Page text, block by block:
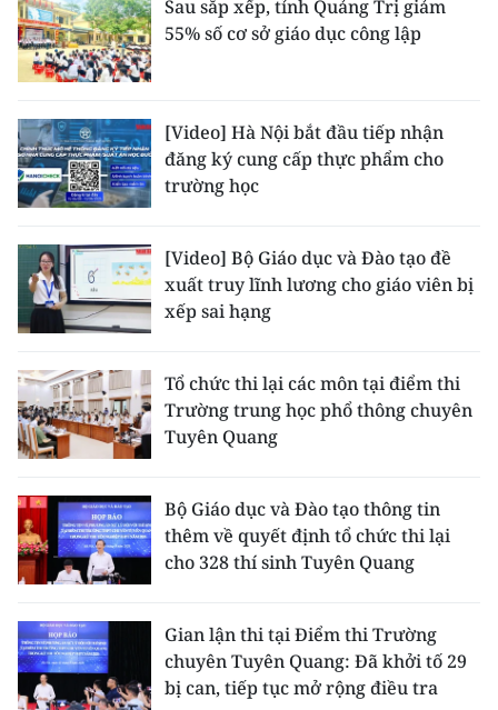
Sau sắp xếp, tỉnh Quảng Trị giảm
55% số cơ sở giáo dục công lập
[Video] Hà Nội bắt đầu tiếp nhận
đăng ký cung cấp thực phẩm cho
trường học
[Video] Bộ Giáo dục và Đào tạo đề
xuất truy lĩnh lương cho giáo viên bị
xếp sai hạng
Tổ chức thi lại các môn tại điểm thi
Trường trung học phổ thông chuyên
Tuyên Quang
Bộ Giáo dục và Đào tạo thông tin
thêm về quyết định tổ chức thi lại
cho 328 thí sinh Tuyên Quang
Gian lận thi tại Điểm thi Trường
chuyên Tuyên Quang: Đã khởi tố 29
bị can, tiếp tục mở rộng điều tra